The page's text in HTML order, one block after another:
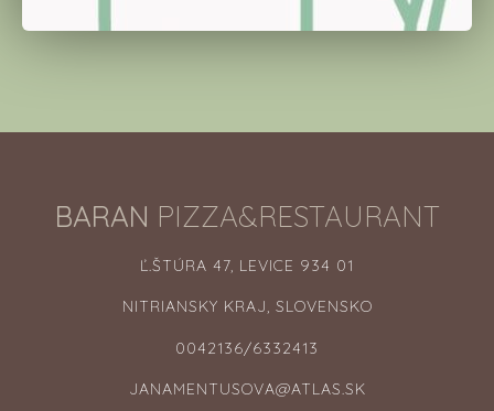
BARAN PIZZA&RESTAURANT
Ľ.ŠTÚRA 47, LEVICE 934 01
NITRIANSKY KRAJ, SLOVENSKO
0042136/6332413
JANAMENTUSOVA@ATLAS.SK